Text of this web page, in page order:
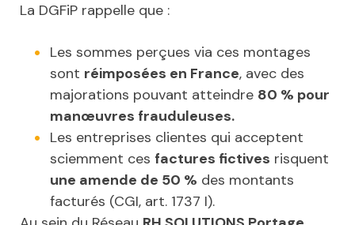
La DGFiP rappelle que :
Les sommes perçues via ces montages
sont réimposées en France, avec des
majorations pouvant atteindre 80 % pour
manœuvres frauduleuses.
Les entreprises clientes qui acceptent
sciemment ces factures fictives risquent
une amende de 50 % des montants
facturés (CGI, art. 1737 I).